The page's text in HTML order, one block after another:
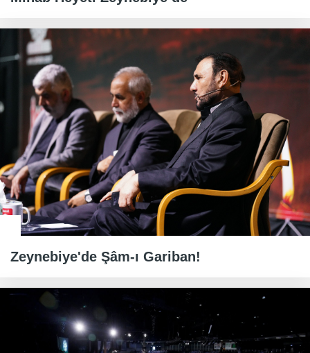
Zeynebiye'de Şâm-ı Gariban!